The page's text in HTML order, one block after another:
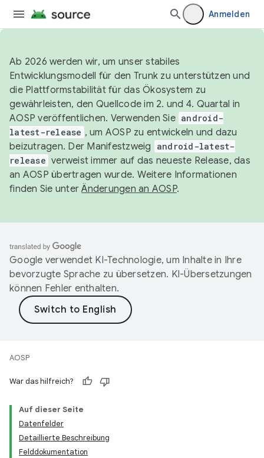
Anmelden
Ab 2026 werden wir, um unser stabiles
Entwicklungsmodell für den Trunk zu unterstützen und
die Plattformstabilität für das Ökosystem zu
gewährleisten, den Quellcode im 2. und 4. Quartal in
AOSP veröffentlichen. Verwenden Sie android-
latest-release , um AOSP zu entwickeln und dazu
beizutragen. Der Manifestzweig
android-latest-
release verweist immer auf das neueste Release, das
an AOSP übertragen wurde. Weitere Informationen
finden Sie unterÄnderungen an AOSP.
Google verwendet KI-Technologie, um Inhalte in Ihre
bevorzugte Sprache zu übersetzen. KI-Übersetzungen
können Fehler enthalten.
AOSP
War das hilfreich?
Auf dieser Seite
Datenfelder
Detaillierte Beschreibung
Felddokumentation